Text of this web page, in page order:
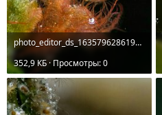
photo_editor_ds_1635796286193.jpg
352,9 КБ · Просмотры: 0